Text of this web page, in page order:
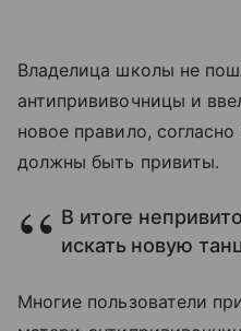
Владелица школы не
антипрививочницы и
новое правило,
должны быть привиты.
В итоге
искать новую
Многие пользователи